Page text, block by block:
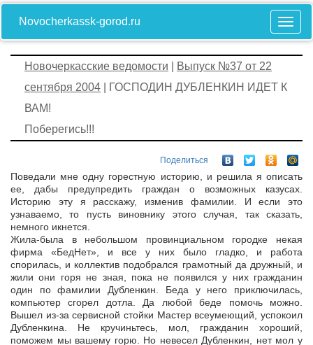
Novocherkassk-gorod.ru
Новочеркасские ведомости
Выпуск №37 от 22
сентября 2004 | ГОСПОДИН ДУБЛЕНКИН ИДЕТ К
ВАМ!
Поберегись!!!
Поделиться
Поведали мне одну горестную историю, и решила я описать
ее, дабы предупредить граждан о возможных казусах.
Историю эту я расскажу, изменив фамилии. И если это
узнаваемо, то пусть виновнику этого случая, так сказать,
немного икнется.
Жила-была в небольшом провинциальном городке некая
фирма «БедНет», и все у них было гладко, и работа
спорилась, и коллектив подобрался грамотный да дружный, и
жили они горя не зная, пока не появился у них гражданин
один по фамилии Дубленкин. Беда у него приключилась,
компьютер сгорел дотла. Да любой беде помочь можно.
Вышел из-за сервисной стойки Мастер всеумеющий, успокоил
Дубленкина. Не кручиньтесь, мол, гражданин хороший,
поможем мы вашему горю. Но невесел Дубленкин, нет мол у